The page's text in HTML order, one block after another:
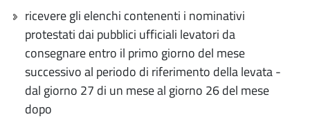
ricevere gli elenchi contenenti i nominativi
protestati dai pubblici ufficiali levatori da
consegnare entro il primo giorno del mese
successivo al periodo di riferimento della levata -
dal giorno 27 di un mese al giorno 26 del mese
dopo